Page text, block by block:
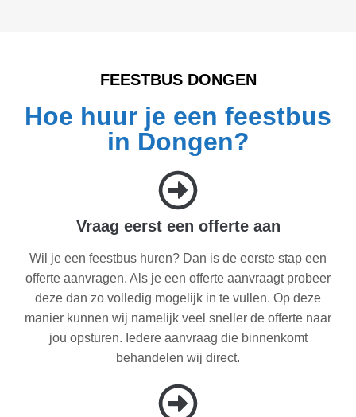
FEESTBUS DONGEN
Hoe huur je een feestbus
in Dongen?
Vraag eerst een offerte aan
Wil je een feestbus huren? Dan is de eerste stap een
offerte aanvragen. Als je een offerte aanvraagt probeer
deze dan zo volledig mogelijk in te vullen. Op deze
manier kunnen wij namelijk veel sneller de offerte naar
jou opsturen. Iedere aanvraag die binnenkomt
behandelen wij direct.